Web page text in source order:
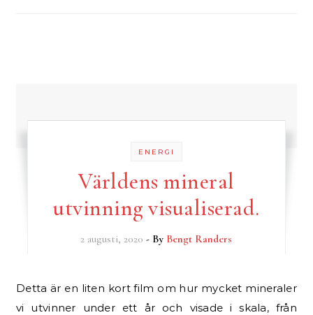
ENERGI
Världens mineral
utvinning visualiserad.
2 augusti, 2020 - By Bengt Randers
Detta är en liten kort film om hur mycket mineraler
vi utvinner under ett år och visade i skala, från